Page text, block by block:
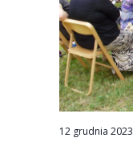
12 grudnia 2023